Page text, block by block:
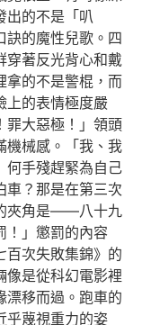
出的不是「叭
訣的魔性兒歌。四
穿著反光背心和戴
拿的不是警棍，而
上的表情極度嚴
罪大惡極！」領頭
機械感。「我、我
何手殘趕緊為自己
車？那是在第三次
夾角是——八十九
！」懲罰的內容
百次失敗集錦》的
像是從科幻電影裡
漂移而過。跑車的
乎蔑視重力的姿